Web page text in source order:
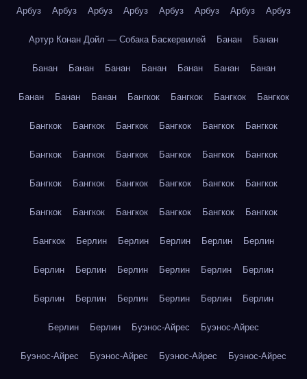
Арбуз Арбуз Арбуз Арбуз Арбуз Арбуз Арбуз Арбуз
Артур Конан Дойл — Собака Баскервилей Банан Банан
Банан Банан Банан Банан Банан Банан Банан
Банан Банан Банан Бангкок Бангкок Бангкок Бангкок
Бангкок Бангкок Бангкок Бангкок Бангкок Бангкок
Бангкок Бангкок Бангкок Бангкок Бангкок Бангкок
Бангкок Бангкок Бангкок Бангкок Бангкок Бангкок
Бангкок Бангкок Бангкок Бангкок Бангкок Бангкок
Бангкок Берлин Берлин Берлин Берлин Берлин
Берлин Берлин Берлин Берлин Берлин Берлин
Берлин Берлин Берлин Берлин Берлин Берлин
Берлин Берлин Буэнос-Айрес Буэнос-Айрес
Буэнос-Айрес Буэнос-Айрес Буэнос-Айрес Буэнос-Айрес